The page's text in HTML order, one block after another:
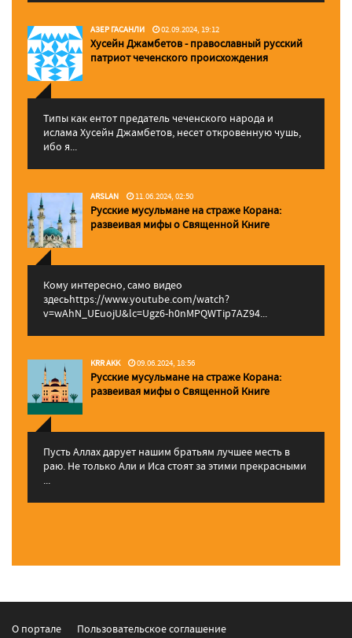
АЗЕР ГАСАНЛИ 02.09.2024, 19:12
Хусейн Джамбетов - православный русский
патриот чеченского происхождения
Типы как ентот предатель чеченского народа и
ислама Хусейн Джамбетов, несет откровенную чушь,
ибо я...
ARSLAN 11.06.2024, 02:50
Русские мусульмане на страже Корана:
pазвеивая мифы о Священной Книге
Кому интересно, само видео
здесьhttps://www.youtube.com/watch?
v=wAhN_UEuojU&lc=Ugz6-h0nMPQWTip7AZ94...
KRR AKK 09.06.2024, 18:56
Русские мусульмане на страже Корана:
pазвеивая мифы о Священной Книге
Пусть Аллах дарует нашим братьям лучшее месть в
раю. Не только Али и Иса стоят за этими прекрасными
...
О портале Пользовательское соглашение